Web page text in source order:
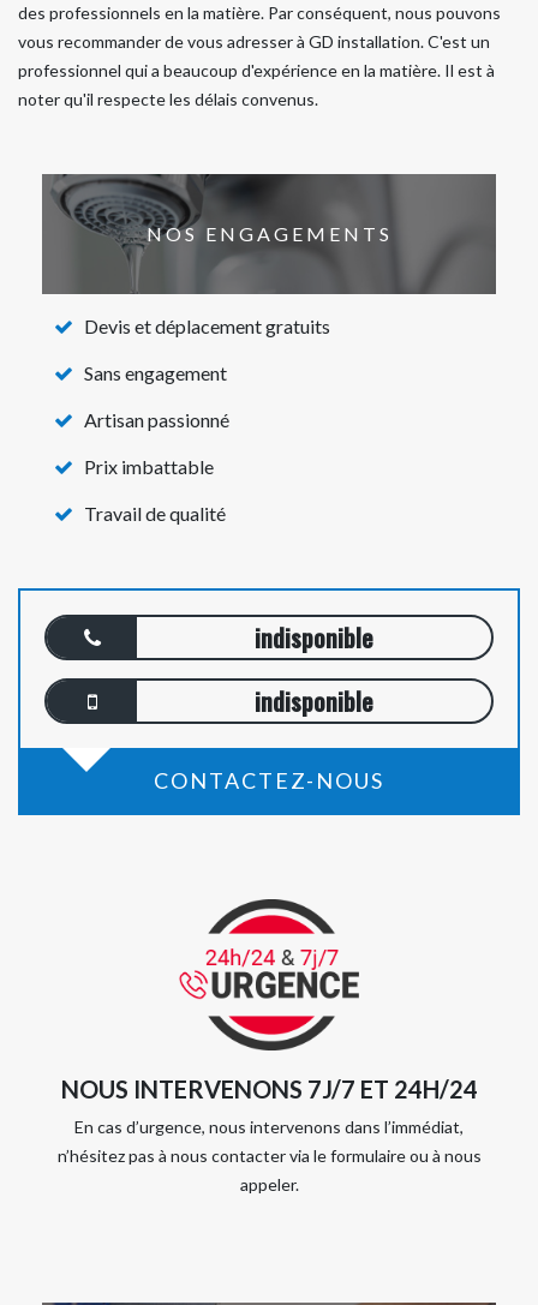
des professionnels en la matière. Par conséquent, nous pouvons
vous recommander de vous adresser à GD installation. C'est un
professionnel qui a beaucoup d'expérience en la matière. Il est à
noter qu'il respecte les délais convenus.
NOS ENGAGEMENTS
Devis et déplacement gratuits
Sans engagement
Artisan passionné
Prix imbattable
Travail de qualité
indisponible
indisponible
CONTACTEZ-NOUS
NOUS INTERVENONS 7J/7 ET 24H/24
En cas d’urgence, nous intervenons dans l’immédiat,
n’hésitez pas à nous contacter via le formulaire ou à nous
appeler.